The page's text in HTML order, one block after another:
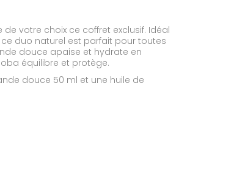
votre choix ce coffret exclusif. Idéal
duo naturel est parfait pour toutes
douce apaise et hydrate en
équilibre et protège.
douce 50 ml et une huile de